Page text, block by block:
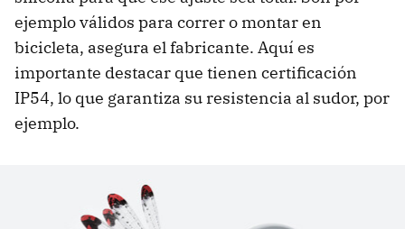
ejemplo válidos para correr o montar en
bicicleta, asegura el fabricante. Aquí es
importante destacar que tienen certificación
IP54, lo que garantiza su resistencia al sudor, por
ejemplo.